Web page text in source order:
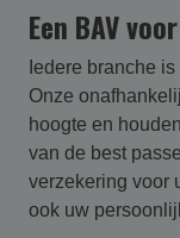
Een BAV
Iedere branche
Onze
hoogte en
van de best
verzekering voor
ook uw